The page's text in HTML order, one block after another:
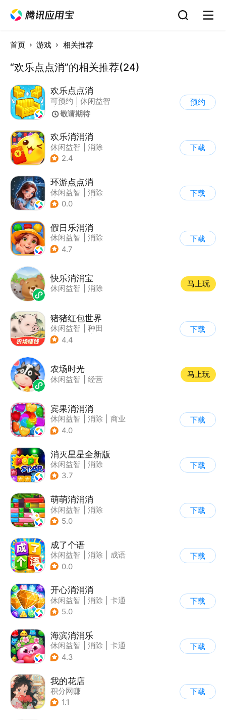
首页 游戏 相关推荐
“欢乐点点消”的相关推荐(24)
欢乐点点消
可预约
休闲益智
| 消除 | 卡通
敬请期待
预约
欢乐消消消
休闲益智
消除
| 积分网赚
2.4
下载
环游点点消
休闲益智
消除
| 云步互娱
0.0
下载
假日乐消消
休闲益智
消除
| 乐元素
4.7
下载
快乐消消宝
休闲益智 消除
马上玩
猪猪红包世界
休闲益智
种田
| 田园生活
4.4
下载
农场时光
休闲益智 经营
马上玩
宾果消消消
休闲益智 消除
商业
| 宾果消消消
4.0
下载
消灭星星全新版
休闲益智
消除
3.7
下载
萌萌消消消
休闲益智
消除
5.0
下载
成了个语
休闲益智 消除
成语
0.0
下载
开心消消消
休闲益智 消除
卡通
5.0
下载
海滨消消乐
休闲益智 消除
卡通
| 乐元素
4.3
下载
我的花店
积分网赚
1.1
下载